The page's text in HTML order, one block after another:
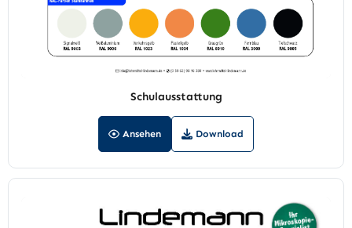
Schulausstattung
Ansehen Download